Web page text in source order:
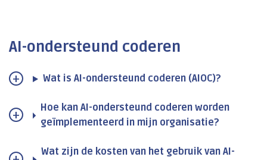
AI-ondersteund coderen
Wat is AI-ondersteund coderen (AIOC)?
Hoe kan AI-ondersteund coderen worden
geïmplementeerd in mijn organisatie?
Wat zijn de kosten van het gebruik van AI-